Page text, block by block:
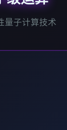
量子计算技术